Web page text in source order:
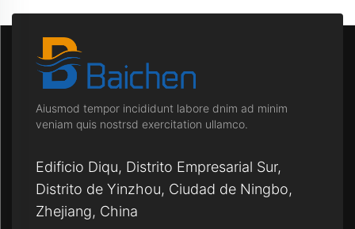
Aiusmod tempor incididunt labore dnim ad minim
veniam quis nostrsd exercitation ullamco.
Edificio Diqu, Distrito Empresarial Sur,
Distrito de Yinzhou, Ciudad de Ningbo,
Zhejiang, China